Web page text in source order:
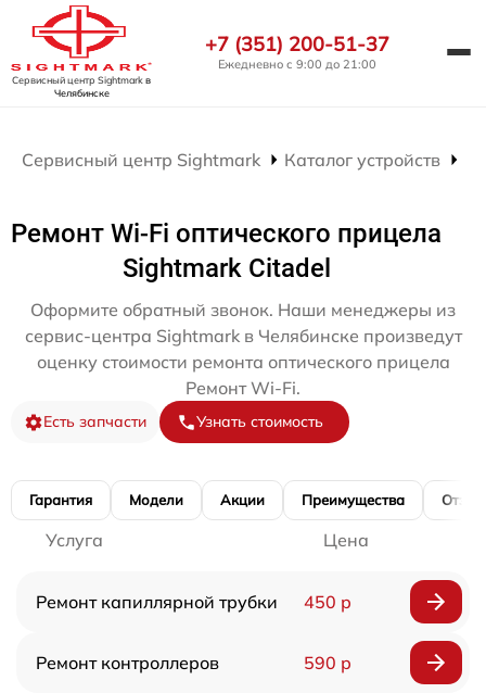
Сервисный центр Sightmarkв
Челябинске
+7 (351) 200-51-37
Ежедневно с 9:00 до 21:00
Сервисный центр Sightmark Каталог устройств
Ремонт Wi-Fi оптического прицела
Sightmark Citadel
Оформите обратный звонок. Наши менеджеры из
сервис-центра Sightmark в Челябинске произведут
оценку стоимости ремонта оптического прицела
Ремонт Wi-Fi.
Есть запчасти Узнать стоимость
Гарантия Модели Акции Преимущества
Услуга Цена
Ремонт капиллярной трубки 450 р
Ремонт контроллеров 590 р